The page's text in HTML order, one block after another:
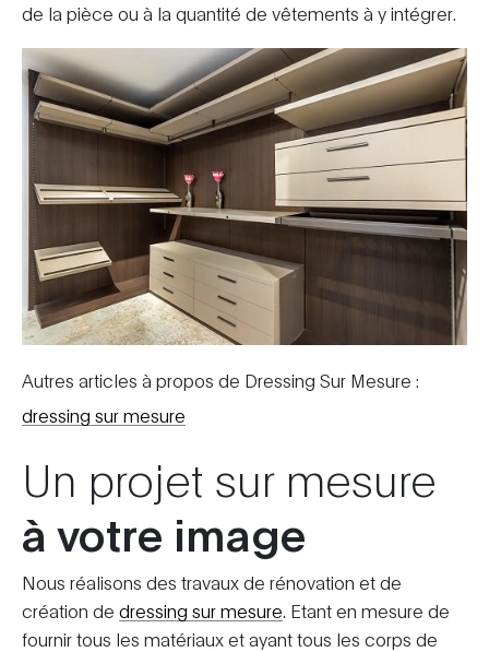
de la pièce ou à la quantité de vêtements à y intégrer.
Autres articles à propos de Dressing Sur Mesure :
dressing sur mesure
Un projet sur mesure
à votre image
Nous réalisons des travaux de rénovation et de
création de dressing sur mesure . Etant en mesure de
fournir tous les matériaux et ayant tous les corps de